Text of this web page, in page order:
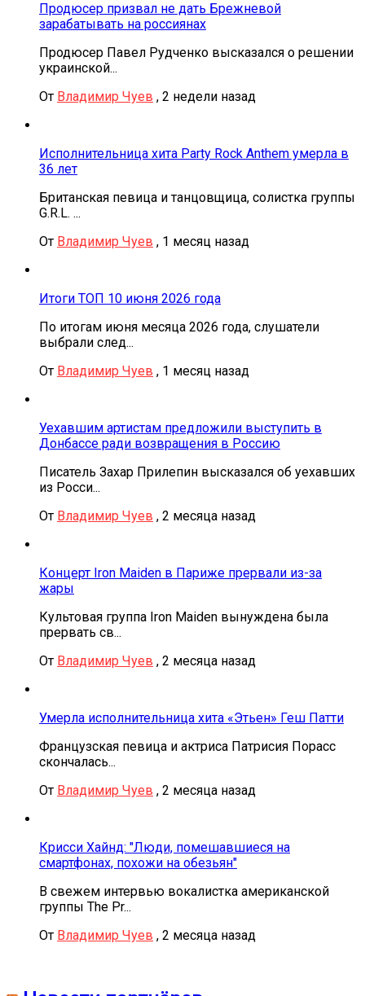
Продюсер призвал не дать Брежневой
зарабатывать на россиянах
Продюсер Павел Рудченко высказался о решении
украинской...
От Владимир Чуев , 2 недели назад
Исполнительница хита Party Rock Anthem умерла в
36 лет
Британская певица и танцовщица, солистка группы
G.R.L. ...
От Владимир Чуев , 1 месяц назад
Итоги ТОП 10 июня 2026 года
По итогам июня месяца 2026 года, слушатели
выбрали след...
От Владимир Чуев , 1 месяц назад
Уехавшим артистам предложили выступить в
Донбассе ради возвращения в Россию
Писатель Захар Прилепин высказался об уехавших
из Росси...
От Владимир Чуев , 2 месяца назад
Концерт Iron Maiden в Париже прервали из-за
жары
Культовая группа Iron Maiden вынуждена была
прервать св...
От Владимир Чуев , 2 месяца назад
Умерла исполнительница хита «Этьен» Геш Патти
Французская певица и актриса Патрисия Порасс
скончалась...
От Владимир Чуев , 2 месяца назад
Крисси Хайнд: "Люди, помешавшиеся на
смартфонах, похожи на обезьян"
В свежем интервью вокалистка американской
группы The Pr...
От Владимир Чуев , 2 месяца назад